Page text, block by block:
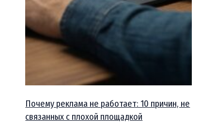
Почему реклама не работает: 10 причин, не
связанных с плохой площадкой